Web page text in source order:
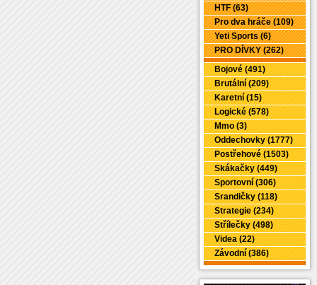
HTF (63)
Pro dva hráče (109)
Yeti Sports (6)
PRO DÍVKY (262)
Bojové (491)
Brutální (209)
Karetní (15)
Logické (578)
Mmo (3)
Oddechovky (1777)
Postřehové (1503)
Skákačky (449)
Sportovní (306)
Srandičky (118)
Strategie (234)
Střílečky (498)
Videa (22)
Závodní (386)